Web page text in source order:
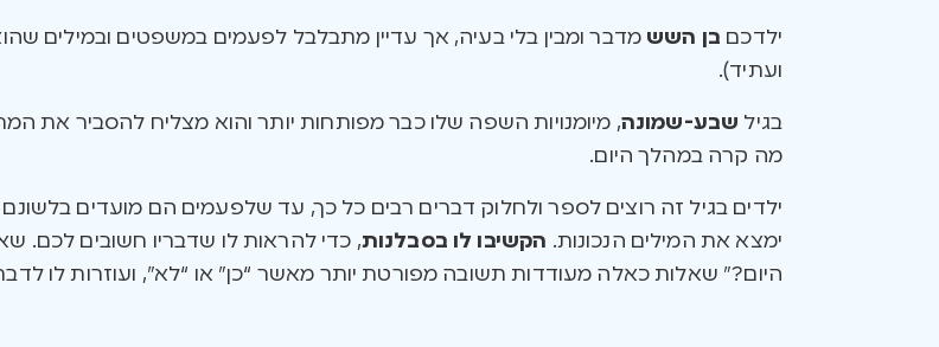
ילדכם בן השש מדבר ומבין בלי בעיה, אך עדיין מתבלבל לפעמים במשפטים ובמילים
ועתיד).
בגיל שבע-שמונה, מיומנויות השפה שלו כבר מפותחות יותר והוא מצליח להסביר את
מה קרה במהלך היום.
ילדים בגיל זה רוצים לספר ולחלוק דברים רבים כל כך, עד שלפעמים הם מועדים בלשונם
ימצא את המילים הנכונות. הקשיבו לו בסבלנות, כדי להראות לו שדבריו חשובים לכם.
היום?” שאלות כאלה מעודדות תשובה מפורטת יותר מאשר “כן” או “לא”, ועוזרות לו